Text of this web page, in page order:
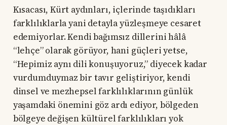
Kısacası, Kürt aydınları, içlerinde taşıdıkları
farklılıklarla yani detayla yüzleşmeye cesaret
edemiyorlar. Kendi bağımsız dillerini hâlâ
“lehçe” olarak görüyor, hani güçleri yetse,
“Hepimiz aynı dili konuşuyoruz,” diyecek kadar
vurdumduymaz bir tavır geliştiriyor, kendi
dinsel ve mezhepsel farklılıklarının günlük
yaşamdaki önemini göz ardı ediyor, bölgeden
bölgeye değişen kültürel farklılıkları yok